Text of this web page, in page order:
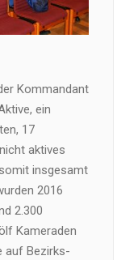
Kommandant
ein
17
aktives
insgesamt
2016
2.300
Kameraden
auf Bezirks-